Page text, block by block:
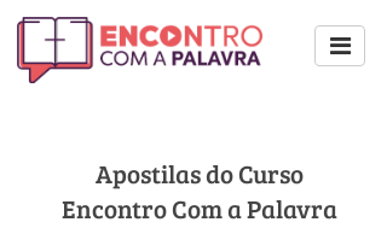
Apostilas do Curso
​Encontro Com a Palavra